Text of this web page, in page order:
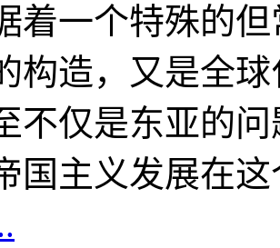
着一个特殊的
构造，又是全
不仅是东亚的
国主义发展在